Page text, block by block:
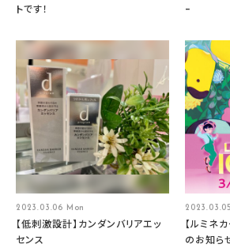
トです！
ｰ
2023.03.06 Mon
【低刺激設計】カンダンバリアエッ
センス
【ルミネ
のお知